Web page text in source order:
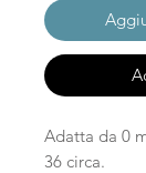
Adatta da 0
36 circa.